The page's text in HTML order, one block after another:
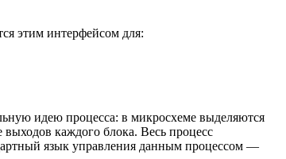
этим интерфейсом для:
идею процесса: в микросхеме выделяются
каждого блока. Весь процесс
язык управления данным процессом —